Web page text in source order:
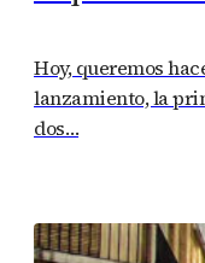
Hoy, queremos
lanzamiento, la
dos…